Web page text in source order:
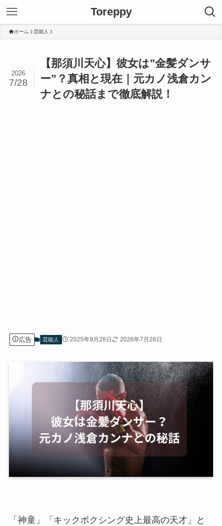
Toreppy
ホーム 芸能人
【那須川天心】彼女は”金髪ダンサ
ー”？真相と現在｜元カノ浅倉カン
ナとの秘話まで徹底解説！
2026
7/28
広告 芸能人 2025年9月28日 2026年7月28日
「神童」「キックボクシング史上最高の天才」と